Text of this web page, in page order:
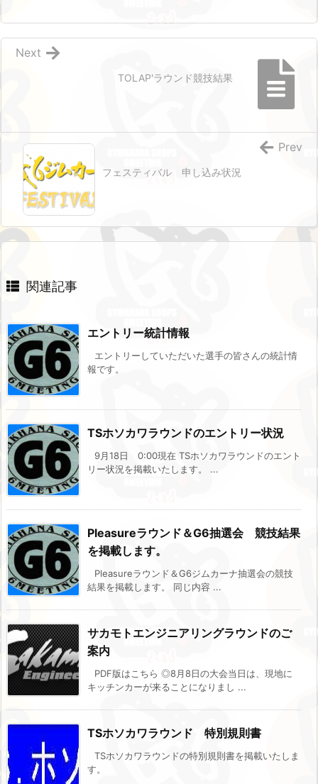
TOLAP'ラウンド競技結果
Next
フェスティバル 申し込み状況
Prev
関連記事
エントリー統計情報
エントリーしていただいた選手の皆さんの統計情
報です。
TSホソカワラウンドのエントリー状況
9月18日 0:00現在 TSホソカワラウンドのエント
リー状況を掲載いたします。 ...
Pleasureラウンド＆G6抽選会 競技結果
を掲載します。
Pleasureラウンド＆G6ジムカーナ抽選会の競技
結果を掲載します。 同じ内容 ...
サカモトエンジニアリングラウンドのご
案内
PDF版はこちら ◎8月8日の大会当日は、現地に
キッチンカーが来ることになりまし ...
TSホソカワラウンド 特別規則書
TSホソカワラウンドの特別規則書を掲載いたしま
す。